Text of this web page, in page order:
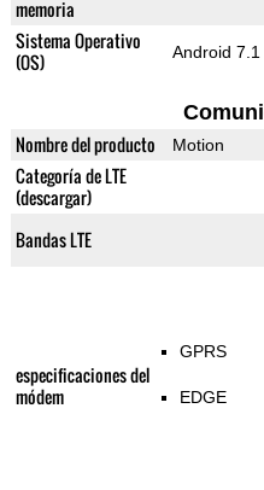
memoria
Sistema Operativo
(OS)
Android 7.1
Nombre del producto Motion
Categoría de LTE
(descargar)
Bandas LTE
especificaciones del
módem
GPRS
EDGE